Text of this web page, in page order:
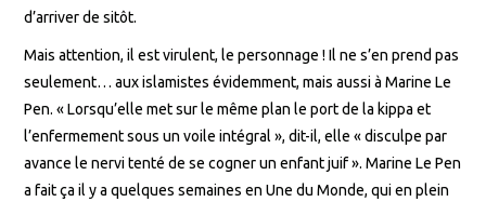
d’arriver de sitôt.
Mais attention, il est virulent, le personnage ! Il ne s’en prend pas
seulement… aux islamistes évidemment, mais aussi à Marine Le
Pen. « Lorsqu’elle met sur le même plan le port de la kippa et
l’enfermement sous un voile intégral », dit-il, elle « disculpe par
avance le nervi tenté de se cogner un enfant juif ». Marine Le Pen
a fait ça il y a quelques semaines en Une du Monde, qui en plein